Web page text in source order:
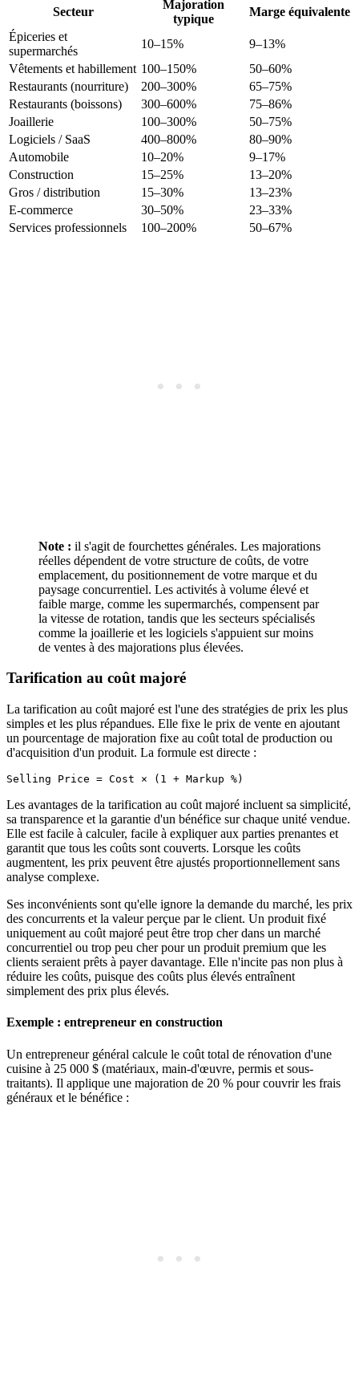
Secteur
Majoration
typique
Marge équivalente
Épiceries et
supermarchés
10–15%
9–13%
Vêtements et habillement 100–150%
50–60%
Restaurants (nourriture)
200–300%
65–75%
Restaurants (boissons)
300–600%
75–86%
Joaillerie
100–300%
50–75%
Logiciels / SaaS
400–800%
80–90%
Automobile
10–20%
9–17%
Construction
15–25%
13–20%
Gros / distribution
15–30%
13–23%
E-commerce
30–50%
23–33%
Services professionnels
100–200% 50–67%
Note : il s'agit de fourchettes générales. Les majorations
réelles dépendent de votre structure de coûts, de votre
emplacement, du positionnement de votre marque et du
paysage concurrentiel. Les activités à volume élevé et
faible marge, comme les supermarchés, compensent par
la vitesse de rotation, tandis que les secteurs spécialisés
comme la joaillerie et les logiciels s'appuient sur moins
de ventes à des majorations plus élevées.
Tarification au coût majoré
La tarification au coût majoré est l'une des stratégies de prix les plus
simples et les plus répandues. Elle fixe le prix de vente en ajoutant
un pourcentage de majoration fixe au coût total de production ou
d'acquisition d'un produit. La formule est directe :
Les avantages de la tarification au coût majoré incluent sa simplicité,
sa transparence et la garantie d'un bénéfice sur chaque unité vendue.
Elle est facile à calculer, facile à expliquer aux parties prenantes et
garantit que tous les coûts sont couverts. Lorsque les coûts
augmentent, les prix peuvent être ajustés proportionnellement sans
analyse complexe.
Ses inconvénients sont qu'elle ignore la demande du marché, les prix
des concurrents et la valeur perçue par le client. Un produit fixé
uniquement au coût majoré peut être trop cher dans un marché
concurrentiel ou trop peu cher pour un produit premium que les
clients seraient prêts à payer davantage. Elle n'incite pas non plus à
réduire les coûts, puisque des coûts plus élevés entraînent
simplement des prix plus élevés.
Exemple : entrepreneur en construction
Un entrepreneur général calcule le coût total de rénovation d'une
cuisine à 25 000 $ (matériaux, main-d'œuvre, permis et sous-
traitants). Il applique une majoration de 20 % pour couvrir les frais
généraux et le bénéfice :